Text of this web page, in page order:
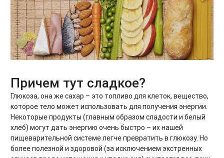
Причем тут сладкое?
Глюкоза, она же сахар – это топливо для клеток, вещество,
которое тело может использовать для получения энергии.
Некоторые продукты (главным образом сладости и белый
хлеб) могут дать энергию очень быстро – их нашей
пищеварительной системе легче превратить в глюкозу. Но
более полезной и здоровой (за исключением экстренных